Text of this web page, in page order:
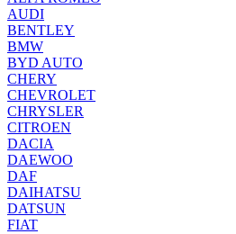
AUDI
BENTLEY
BMW
BYD AUTO
CHERY
CHEVROLET
CHRYSLER
CITROEN
DACIA
DAEWOO
DAF
DAIHATSU
DATSUN
FIAT